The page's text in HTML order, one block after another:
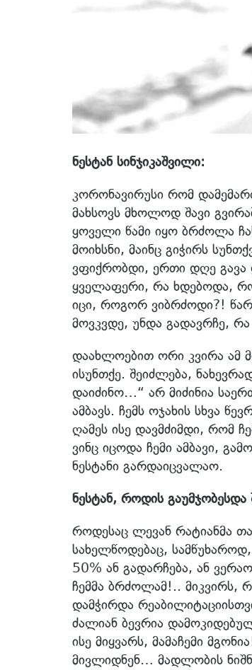
ნესტან სინჯიკაშვილი:
კორონავირუსი რომ
მახსოვს მხოლოდ შავი
ყოველი წამი იყო ბრძოლა
მოიხსნი, მაინც გიჭირს
ვფიქრობდი, ერთი დღე გავა
ყველაფერი, რა ხდებოდა,
იცი, როგორ ვიბრძოდი?!
მოვკვდე, უნდა გადავრჩე,
დაახლოებით ორი კვირა ამ
ისუნთქე. შეიძლება,
დაიძინო…“ არ მიძინია
ამბავს. ჩემს ოჯახის სხვა
ღამეს ისე დავმძიმდი, რომ
ვინც იცოდა ჩემი ამბავი,
ნესტანი გარდაიცვალაო.
ნესტან, როდის
როდესაც ლევან რატიანმა
სახელწოდებაც,
50% ან გადარჩება, ან
ჩემმა ბრძოლამ!.. მიკვირს,
დამჭირდა
ძალიან ბევრია
ისე მიყვარს, მამაჩემი
მივლიდნენ… მადლობის